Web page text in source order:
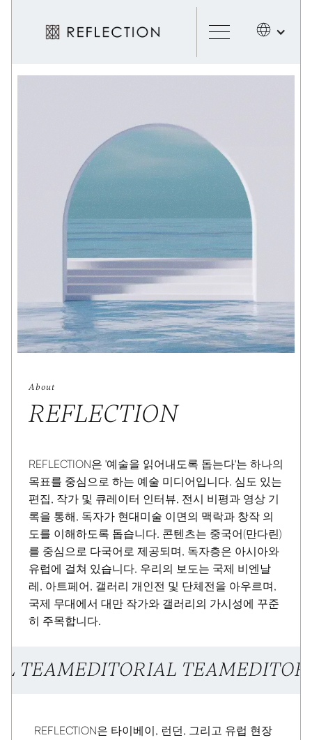
About
REFLECTION
REFLECTION은 '예술을 읽어내도록 돕는다'는 하나의
목표를 중심으로 하는 예술 미디어입니다. 심도 있는
편집, 작가 및 큐레이터 인터뷰, 전시 비평과 영상 기
록을 통해, 독자가 현대미술 이면의 맥락과 창작 의
도를 이해하도록 돕습니다. 콘텐츠는 중국어(만다린)
를 중심으로 다국어로 제공되며, 독자층은 아시아와
유럽에 걸쳐 있습니다. 우리의 보도는 국제 비엔날
레, 아트페어, 갤러리 개인전 및 단체전을 아우르며,
국제 무대에서 대만 작가와 갤러리의 가시성에 꾸준
히 주목합니다.
TEAMEDITORIAL TEAM
REFLECTION은 타이베이, 런던, 그리고 유럽 현장